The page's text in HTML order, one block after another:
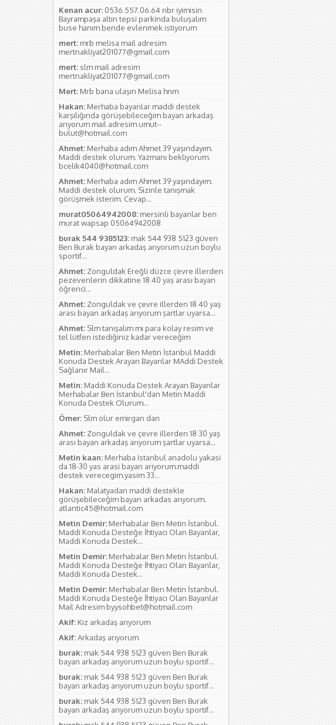
Kenan acur: 0536.557.06.64 nbr iyimisin
Bayrampaşa altın tepsi parkinda buluşalım
buse hanım bende evlenmek istiyorum
mert: mrb melisa mail adresim
mertnakliyat201077@gmail.com
mert: slm mail adresim
mertnakliyat201077@gmail.com
Mert: Mrb bana ulaşın Melisa hnm
Hakan: Merhaba bayanlar maddi destek
karşılığında görüşebileceğim bayan arkadaş
arıyorum mail adresim umut--
bulut@hotmail.com
Ahmet: Merhaba adım Ahmet 39 yaşındayım.
Maddi destek olurum. Yazmanı bekliyorum.
bcelik4040@hotmail.com
Ahmet: Merhaba adım Ahmet 39 yaşındayım.
Maddi destek olurum. Sizinle tanışmak
görüşmek isterim. Cevap...
murat05064942008: mersinli bayanlar ben
murat wapsap 05064942008
burak 544 9385123: mak 544 938 5123 güven
Ben Burak bayan arkadaş arıyorum uzun boylu
sportif...
Ahmet: Zonguldak Ereğli düzce çevre illerden
pezevenlerin dikkatine 18 40 yaş arası bayan
öğrenci...
Ahmet: Zonguldak ve çevre illerden 18 40 yaş
arası bayan arkadaş arıyorum şartlar uyarsa...
Ahmet: Slm tanışalım mı para kolay resim ve
tel lütfen istediğiniz kadar vereceğim
Metin: Merhabalar Ben Metin İstanbul Maddi
Konuda Destek Arayan Bayanlar MAddi Destek
Sağlanır Mail...
Metin: Maddi Konuda Destek Arayan Bayanlar
Merhabalar Ben İstanbul'dan Metin Maddi
Konuda Destek Olurum...
Ömer: Slm olur emirgan dan
Ahmet: Zonguldak ve çevre illerden 18 30 yaş
arası bayan arkadaş arıyorum şartlar uyarsa...
Metin kaan: Merhaba Istanbul anadolu yakasi
da 18-30 yas arasi bayan ariyorum.maddi
destek verecegim.yasim 33...
Hakan: Malatyadan maddi destekle
görüşebileceğim bayan arkadas arıyorum.
atlantic45@hotmail.com
Metin Demir: Merhabalar Ben Metin İstanbul.
Maddi Konuda Desteğe İhtiyacı Olan Bayanlar,
Maddi Konuda Destek...
Metin Demir: Merhabalar Ben Metin İstanbul.
Maddi Konuda Desteğe İhtiyacı Olan Bayanlar,
Maddi Konuda Destek...
Metin Demir: Merhabalar Ben Metin İstanbul.
Maddi Konuda Desteğe İhtiyacı Olan Bayanlar
Mail Adresim byysohbet@hotmail.com
Akif: Kız arkadaş arıyorum
Akif:Arkadaş arıyorum
burak: mak 544 938 5123 güven Ben Burak
bayan arkadaş arıyorum uzun boylu sportif...
burak: mak 544 938 5123 güven Ben Burak
bayan arkadaş arıyorum uzun boylu sportif...
burak: mak 544 938 5123 güven Ben Burak
bayan arkadaş arıyorum uzun boylu sportif...